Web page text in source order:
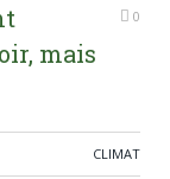
mais
0
CLIMAT